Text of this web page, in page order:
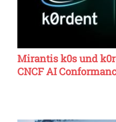
Mirantis k0s und
CNCF AI